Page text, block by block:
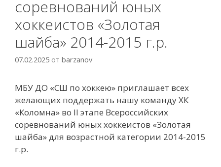
соревнований юных
хоккеистов «Золотая
шайба» 2014-2015 г.р.
07.02.2025 от barzanov
МБУ ДО «СШ по хоккею» приглашает всех
желающих поддержать нашу команду ХК
«Коломна» во II этапе Всероссийских
соревнований юных хоккеистов «Золотая
шайба» для возрастной категории 2014-2015
г.р.